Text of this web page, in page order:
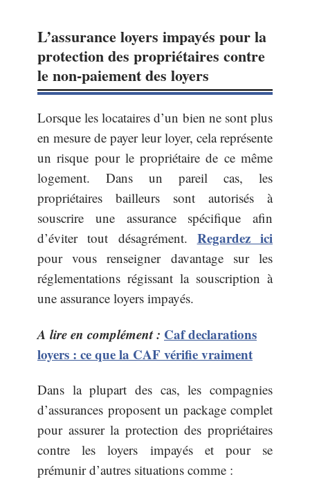
L’assurance loyers impayés pour la
protection des propriétaires contre
le non-paiement des loyers
Lorsque les locataires d’un bien ne sont plus
en mesure de payer leur loyer, cela représente
un risque pour le propriétaire de ce même
logement. Dans un pareil cas, les
propriétaires bailleurs sont autorisés à
souscrire une assurance spécifique afin
d’éviter tout désagrément. Regardez ici
pour vous renseigner davantage sur les
réglementations régissant la souscription à
une assurance loyers impayés.
A lire en complément : Caf declarations
loyers : ce que la CAF vérifie vraiment
Dans la plupart des cas, les compagnies
d’assurances proposent un package complet
pour assurer la protection des propriétaires
contre les loyers impayés et pour se
prémunir d’autres situations comme :